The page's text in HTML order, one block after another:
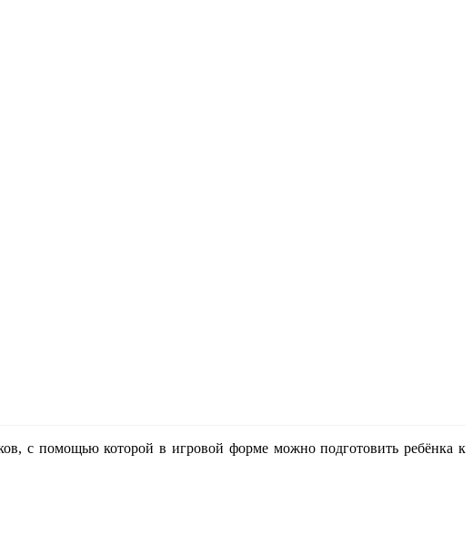
с помощью которой в игровой форме можно подготовить ребёнка к